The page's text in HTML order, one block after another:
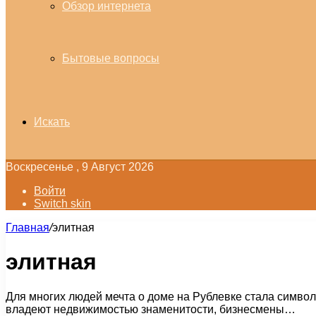
Обзор интернета
Бытовые вопросы
Искать
Воскресенье , 9 Август 2026
Войти
Switch skin
Главная/элитная
элитная
Для многих людей мечта о доме на Рублевке стала
владеют недвижимостью знаменитости, бизнесмены…